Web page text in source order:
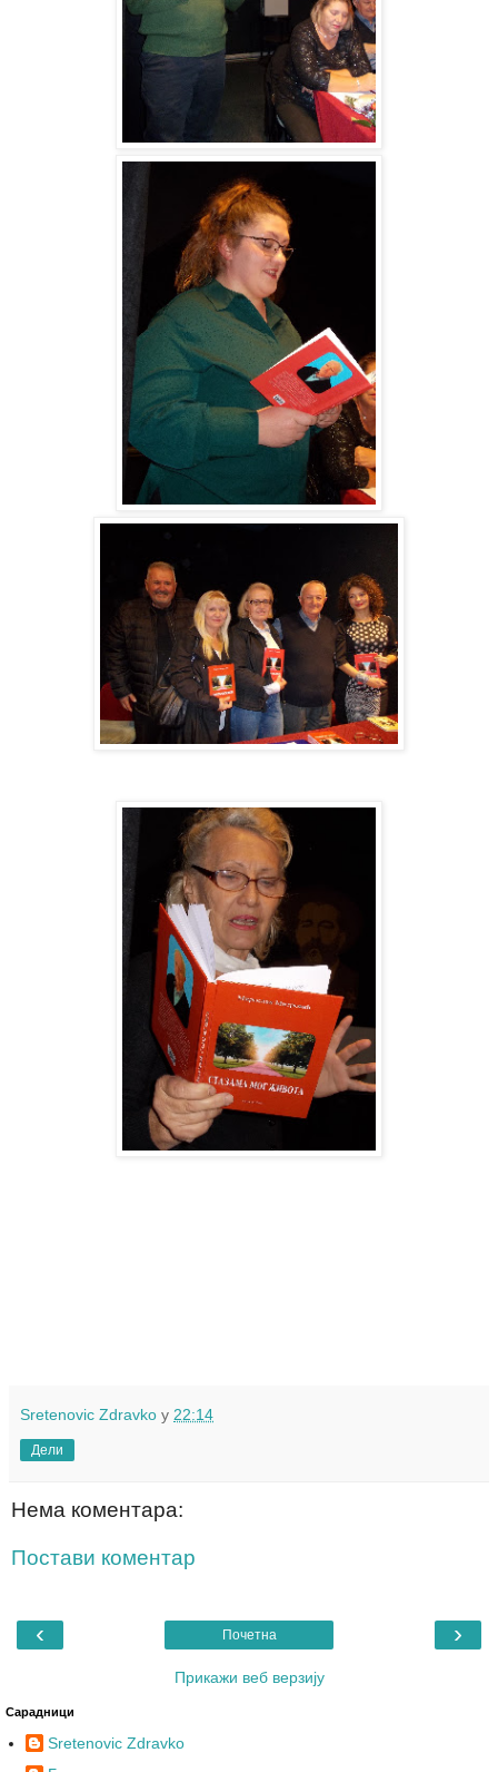
Sretenovic Zdravko у 22:14
Дели
Нема коментара:
Постави коментар
‹ ›
Почетна
Прикажи веб верзију
Сарадници
Sretenovic Zdravko